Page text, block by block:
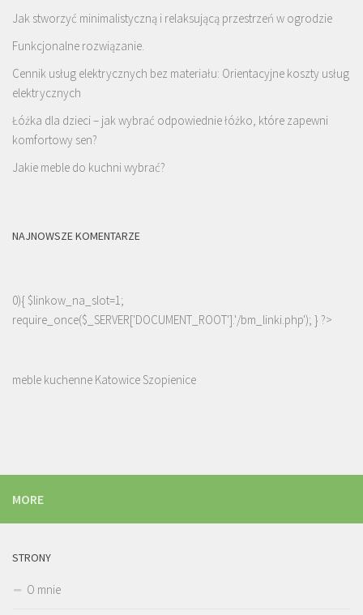
Jak stworzyć minimalistyczną i relaksującą przestrzeń w ogrodzie
Funkcjonalne rozwiązanie.
Cennik usług elektrycznych bez materiału: Orientacyjne koszty usług
elektrycznych
Łóżka dla dzieci – jak wybrać odpowiednie łóżko, które zapewni
komfortowy sen?
Jakie meble do kuchni wybrać?
NAJNOWSZE KOMENTARZE
0){ $linkow_na_slot=1;
require_once($_SERVER['DOCUMENT_ROOT'].'/bm_linki.php'); } ?>
meble kuchenne Katowice Szopienice
MORE
STRONY
O mnie